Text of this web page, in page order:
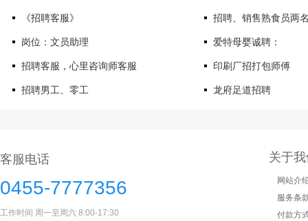
《招聘客服》 招聘、销售熟食员两
岗位：文员助理 爱特母婴诚聘：
招聘客服，心里咨询师客服 印刷厂招打包师傅
招聘男工、零工 龙府足道招聘
客服电话
0455-7777356
工作时间 周一至周六 8:00-17:30
关于
网站介
服务条
付款方